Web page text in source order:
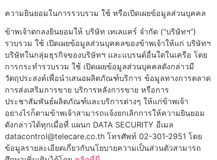
ความยินยอมในการรวบรวม ใช้ หรือเปิดเผยข้อมูลส่วนบุคคล
ข้าพเจ้าตกลงยินยอมให้ บริษัท เทเลแคร์ จำกัด (“บริษัทฯ”)
รวบรวม ใช้ เปิดเผยข้อมูลส่วนบุคคลของข้าพเจ้าให้แก่ บริษัทฯ
บริษัทในกลุ่มธุรกิจของบริษัทฯ และแบรนด์อื่นใดในเครือ โดย
การกระทำรวบรวม ใช้ เปิดเผยข้อมูลส่วนบุคคลดังกล่าวมี
วัตถุประสงค์เพื่อนำเสนอผลิตภัณฑ์บริการ ข้อมูลทางการตลาด
การส่งเสริมการขาย บริการหลังการขาย หรือการ
ประชาสัมพันธ์ผลิตภัณฑ์และบริการต่างๆ ให้แก่ข้าพเจ้า
อย่างไรก็ตามข้าพเจ้าสามารถแจ้งยกเลิกการให้ความยินยอม
ดังกล่าวได้ทุกเมื่อที่ แผนก DATA SECURITY อีเมล
datacontrol@telecare.co.th โทรศัพท์ 02-301-2951 โดย
ข้อมูลรายละเอียดเกี่ยวกับนโยบายความเป็นส่วนตัวสามารถ